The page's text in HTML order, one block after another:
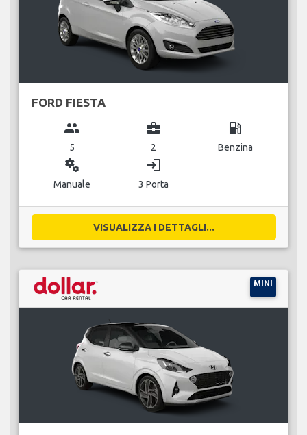
FORD FIESTA
group
5
business_center
2
local_gas_station
Benzina
miscellaneous_services
Manuale
login
3 Porta
VISUALIZZA I DETTAGLI...
MINI